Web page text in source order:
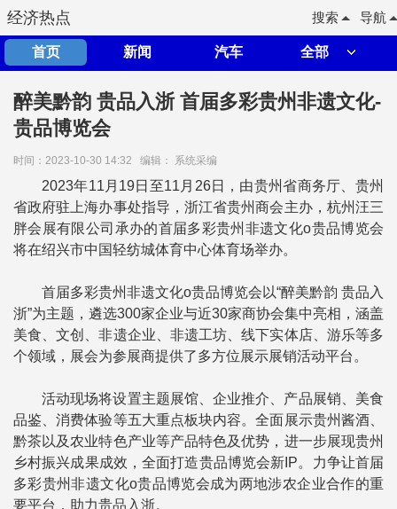
经济热点 导航
搜索
首页 新闻 汽车 全部
醉美黔韵 贵品入浙 首届多彩贵州非遗文化-
贵品博览会
时间：2023-10-30 14:32 编辑： 系统采编
2023年11月19日至11月26日，由贵州省商务厅、贵州
省政府驻上海办事处指导，浙江省贵州商会主办，杭州汪三
胖会展有限公司承办的首届多彩贵州非遗文化o贵品博览会
将在绍兴市中国轻纺城体育中心体育场举办。
首届多彩贵州非遗文化o贵品博览会以“醉美黔韵 贵品入
浙”为主题，遴选300家企业与近30家商协会集中亮相，涵盖
美食、文创、非遗企业、非遗工坊、线下实体店、游乐等多
个领域，展会为参展商提供了多方位展示展销活动平台。
活动现场将设置主题展馆、企业推介、产品展销、美食
品鉴、消费体验等五大重点板块内容。全面展示贵州酱酒、
黔茶以及农业特色产业等产品特色及优势，进一步展现贵州
乡村振兴成果成效，全面打造贵品博览会新IP。力争让首届
多彩贵州非遗文化o贵品博览会成为两地涉农企业合作的重
要平台，助力贵品入浙。